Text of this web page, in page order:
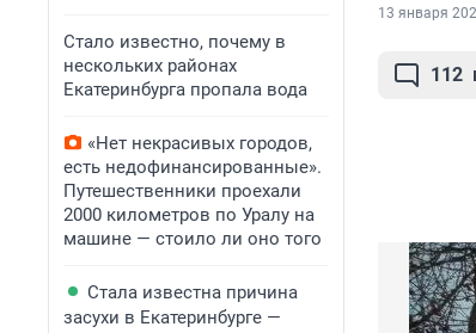
Стало известно, почему в
нескольких районах
Екатеринбурга пропала вода
«Нет некрасивых городов,
есть недофинансированные».
Путешественники проехали
2000 километров по Уралу на
машине — стоило ли оно того
Стала известна причина
засухи в Екатеринбурге —
13 января
112